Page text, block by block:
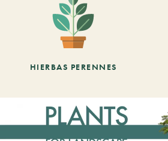
HIERBAS PERENNES